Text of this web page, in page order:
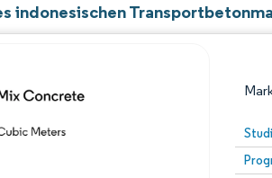
indonesischen